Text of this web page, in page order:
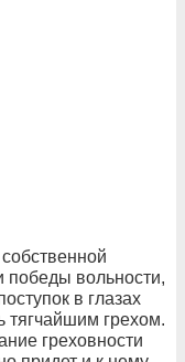
победы вольности,
в глазах
тягчайшим грехом.
греховности